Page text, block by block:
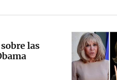
las